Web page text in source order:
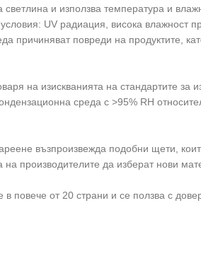
и използва температура и
UV радиация, висока влажност
причиняват повреди на продуктите,
на изискванията на стандартите
среда с >95% RH
възпроизвежда подобни щети,
производителите да изберат нови
повече от 20 страни и се ползва с